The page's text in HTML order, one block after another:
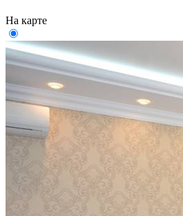
На карте